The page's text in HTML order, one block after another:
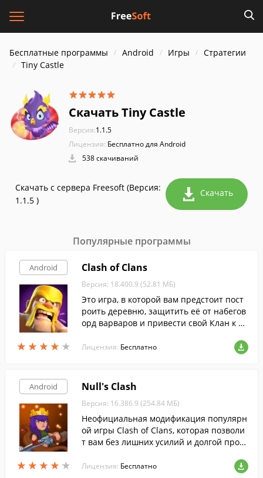
Бесплатные программы Android Игры
Стратегии
Tiny Castle
Скачать Tiny Castle
Версия:1.1.5
Лицензия: Бесплатно для Android
538 скачиваний
Скачать с сервера Freesoft (Версия:
1.1.5 )
Скачать
Популярные программы
Android
★ ★ ★ ★ ★
★ ★ ★ ★ ★
Clash of Clans
Версия: 18.400.9 (52.81 МБ)
Это игра, в которой вам предстоит пост
роить деревню, защитить её от набегов
орд варваров и привести свой Клан к по
Лицензия: Бесплатно
Android
★ ★ ★ ★ ★
★ ★ ★ ★ ★
Null's Clash
Версия: 16.386.9 (254.84 МБ)
Неофициальная модификация популярн
ой игры Clash of Clans, которая позволи
т вам без лишних усилий и долгой прока
для строительства и тренировки войск.
Лицензия: Бесплатно